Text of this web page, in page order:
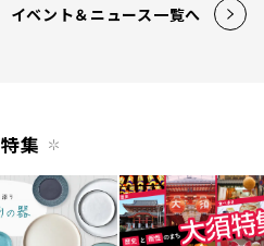
イベント＆ニュース一覧へ
特集